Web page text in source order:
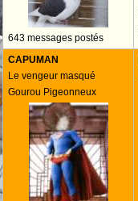
643 messages postés
CAPUMAN
Le vengeur masqué
Gourou Pigeonneux